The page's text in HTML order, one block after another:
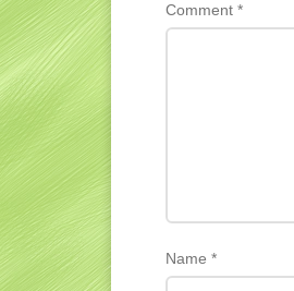
Comment *
Name *